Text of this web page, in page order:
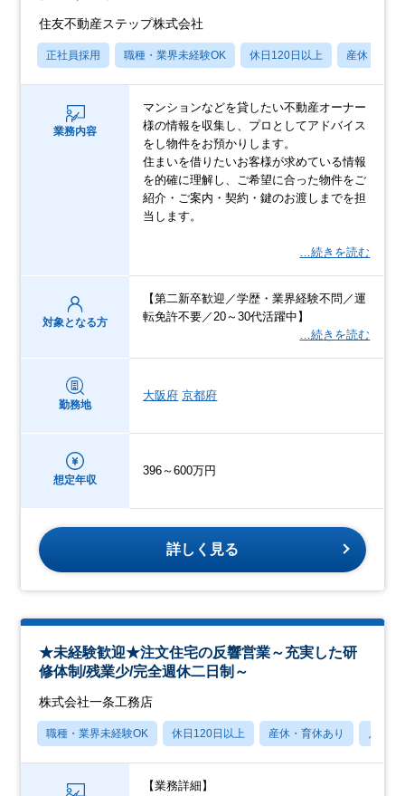
住友不動産ステップ株式会社
正社員採用 職種・業界未経験OK 休日120日以上 産休・育休
業務内容
マンションなどを貸したい不動産オーナー
様の情報を収集し、プロとしてアドバイス
をし物件をお預かりします。
住まいを借りたいお客様が求めている情報
を的確に理解し、ご希望に合った物件をご
紹介・ご案内・契約・鍵のお渡しまでを担
当します。
…続きを読む
対象となる方
【第二新卒歓迎／学歴・業界経験不問／運
転免許不要／20～30代活躍中】
…続きを読む
勤務地
大阪府 京都府
想定年収
396～600万円
詳しく見る
★未経験歓迎★注文住宅の反響営業～充実した研
修体制/残業少/完全週休二日制～
株式会社一条工務店
職種・業界未経験OK 休日120日以上 産休・育休あり 月残業
【業務詳細】